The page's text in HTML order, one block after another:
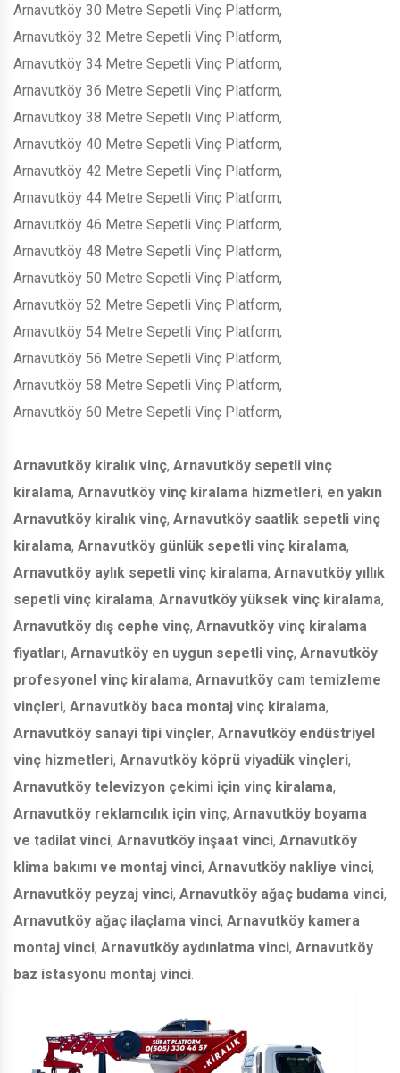
Arnavutköy 30 Metre Sepetli Vinç Platform,
Arnavutköy 32 Metre Sepetli Vinç Platform,
Arnavutköy 34 Metre Sepetli Vinç Platform,
Arnavutköy 36 Metre Sepetli Vinç Platform,
Arnavutköy 38 Metre Sepetli Vinç Platform,
Arnavutköy 40 Metre Sepetli Vinç Platform,
Arnavutköy 42 Metre Sepetli Vinç Platform,
Arnavutköy 44 Metre Sepetli Vinç Platform,
Arnavutköy 46 Metre Sepetli Vinç Platform,
Arnavutköy 48 Metre Sepetli Vinç Platform,
Arnavutköy 50 Metre Sepetli Vinç Platform,
Arnavutköy 52 Metre Sepetli Vinç Platform,
Arnavutköy 54 Metre Sepetli Vinç Platform,
Arnavutköy 56 Metre Sepetli Vinç Platform,
Arnavutköy 58 Metre Sepetli Vinç Platform,
Arnavutköy 60 Metre Sepetli Vinç Platform,
Arnavutköy kiralık vinç, Arnavutköy sepetli vinç
kiralama, Arnavutköy vinç kiralama hizmetleri, en yakın
Arnavutköy kiralık vinç, Arnavutköy saatlik sepetli vinç
kiralama, Arnavutköy günlük sepetli vinç kiralama,
Arnavutköy aylık sepetli vinç kiralama, Arnavutköy yıllık
sepetli vinç kiralama, Arnavutköy yüksek vinç kiralama,
Arnavutköy dış cephe vinç, Arnavutköy vinç kiralama
fiyatları, Arnavutköy en uygun sepetli vinç, Arnavutköy
profesyonel vinç kiralama, Arnavutköy cam temizleme
vinçleri, Arnavutköy baca montaj vinç kiralama,
Arnavutköy sanayi tipi vinçler, Arnavutköy endüstriyel
vinç hizmetleri, Arnavutköy köprü viyadük vinçleri,
Arnavutköy televizyon çekimi için vinç kiralama,
Arnavutköy reklamcılık için vinç, Arnavutköy boyama
ve tadilat vinci, Arnavutköy inşaat vinci, Arnavutköy
klima bakımı ve montaj vinci, Arnavutköy nakliye vinci,
Arnavutköy peyzaj vinci, Arnavutköy ağaç budama vinci,
Arnavutköy ağaç ilaçlama vinci, Arnavutköy kamera
montaj vinci, Arnavutköy aydınlatma vinci, Arnavutköy
baz istasyonu montaj vinci